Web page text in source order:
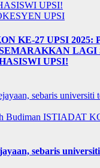
UPSI
KE-27 UPSI 2025:
LAGI
UPSI!
Budiman ISTIADAT
sebaris